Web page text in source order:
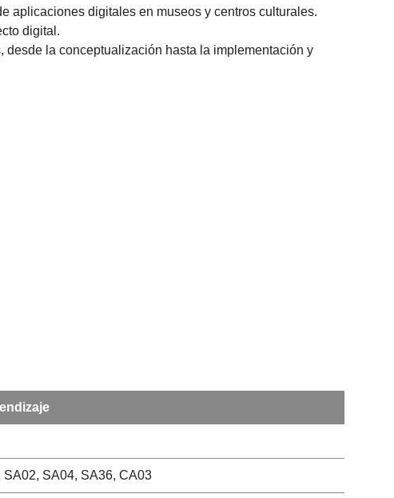
aplicaciones digitales en museos y centros culturales.
digital.
la conceptualización hasta la implementación y
SA04, SA36, CA03